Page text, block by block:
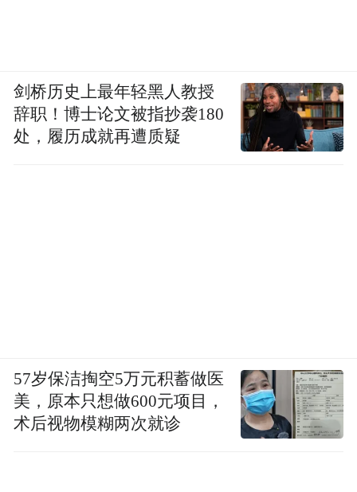
剑桥历史上最年轻黑人教授
辞职！博士论文被指抄袭180
处，履历成就再遭质疑
57岁保洁掏空5万元积蓄做医
美，原本只想做600元项目，
术后视物模糊两次就诊